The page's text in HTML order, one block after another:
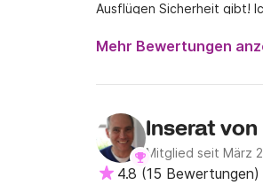
Ausflügen Sicherheit gibt!
Mehr Bewertungen
Inserat von
Mitglied seit März
4.8 (15 Bewertungen)